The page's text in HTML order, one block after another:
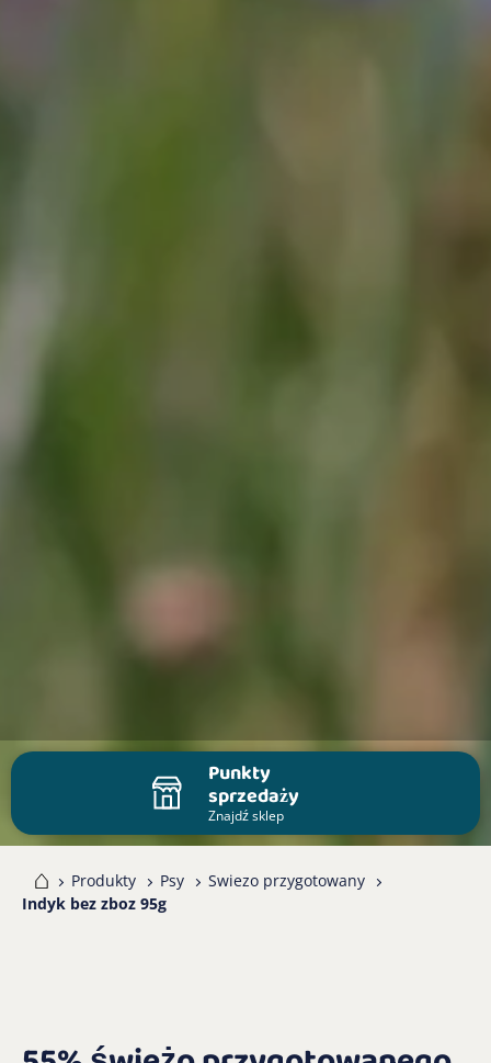
Punkty
sprzedaży
Znajdź sklep
Produkty Psy
Swiezo przygotowany
Indyk bez zboz 95g